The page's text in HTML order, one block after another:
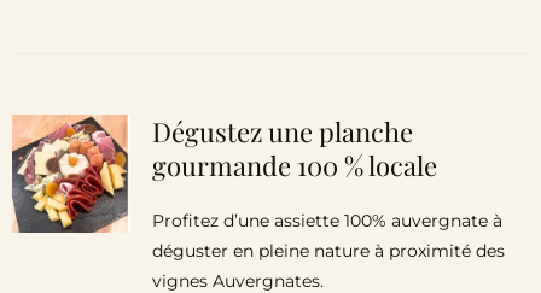
Dégustez une planche
gourmande 100 % locale
Profitez d’une assiette 100% auvergnate à
déguster en pleine nature à proximité des
vignes Auvergnates.